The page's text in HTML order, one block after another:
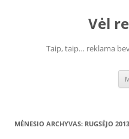
Vėl
Taip, taip… reklama
MĖNESIO ARCHYVAS: RUGSĖJO 2013